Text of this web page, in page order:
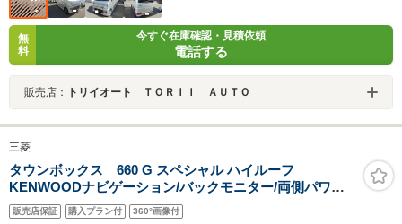
無
料
今すぐ在庫確認・見積依頼
電話する
販売店： トリイオート ＴＯＲＩＩ ＡＵＴＯ
三菱
タウンボックス 660 G スペシャル ハイルーフ
KENWOODナビゲーション/バックモニター/両側パワー
スライドドア/e-アシスト/オートステップ/Bluetooth接続/
販売店保証 購入プラン付 360°画像付